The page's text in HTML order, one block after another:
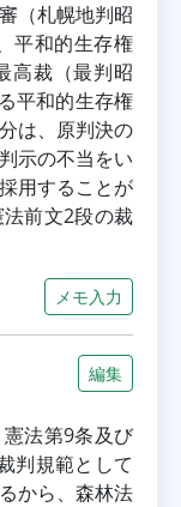
（札幌地判昭
平和的生存権
高裁（最判昭
平和的生存権
は、原判決の
示の不当をい
用することが
前文2段の裁
メモ入力
編集
法第9条及び
判規範として
から、森林法